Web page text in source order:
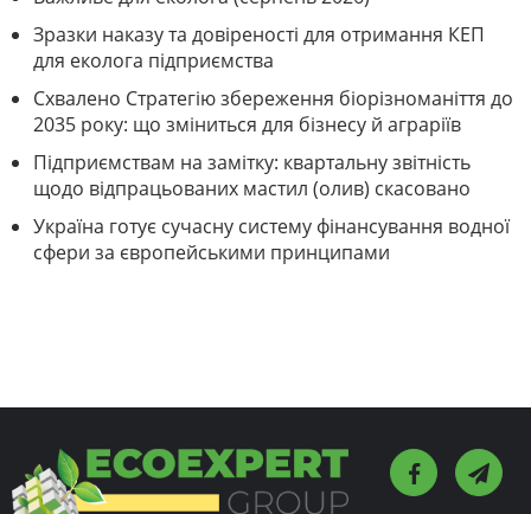
Зразки наказу та довіреності для отримання КЕП
для еколога підприємства
Схвалено Стратегію збереження біорізноманіття до
2035 року: що зміниться для бізнесу й аграріїв
Підприємствам на замітку: квартальну звітність
щодо відпрацьованих мастил (олив) скасовано
Україна готує сучасну систему фінансування водної
сфери за європейськими принципами